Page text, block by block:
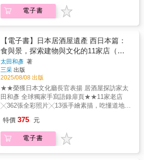
承。
大多是使用手邊即可取得的奶油、雞蛋與麵粉
等食材，簡單以烤箱出爐的樸素甜點。──以陶
器烘烤的「咕咕洛夫」，僅以杏仁、糖粉裝飾
甜又鹹鹹──油炸泡芙麵糊再灑上砂糖，法文名
叫「修女的屁」──品嘗「『對話』糖霜杏仁奶
油派」時會發出咔滋咔滋的聲音──「瑪德蓮」
的誕生，源自一場宴會廚房的臨陣代打這些沒
有過多華麗裝飾的樸質點心，其實有著超越外
表的歷史及淵源，各個皆有其深奧的故事。而
其純粹實在的滋味，也歷經時間的考驗，人氣
絲毫不減，出現在法國人的日常生活之中，長
境內各地區，為讀者精心挑選了118道經典鄉土
節慶、習俗、宗教之間的關聯，還有使用的材
料、手法等資訊，對於喜愛甜點的人來說是充
滿視覺、知識與趣味的多重享受，也能在享用
圍，是日本文化的一部分。歡迎各位閱讀本書
後，前往體驗。──居酒屋探訪家‧ 太田和彥
樣貌。在夕陽落下的傍晚時刻，在鍵屋喝杯熱
酒。在這裡，能用與戰前相同的方式飲酒，就
是鍵屋最棒的價值。不知從何時開始，每至年
末我都會坐在此處酌飲一杯。」──〈鍵屋〉
▍〈東日本篇〉【東日本範圍】北海道、東北
地方、關東地方源於氣候風土，探索人情的東
日本居酒屋。店家順應在地風土氣候的精心設
計，全都是為了幫上門的客人，抵禦暖簾外的
寒冷和疲憊。對舒適度的極致講究和完美的距
離感是最大特色。一旦踏入就捨不得離開的舒
▍總有一家店，能讓我們不用刻意交談，也能
隔絕世俗繁華的疲憊──居酒屋的「居」字同時
代表著舒適度（居心地）與歸屬感（居場
電子書
【電子書】日本居酒屋遺產 西日本篇：
食與景，探索建物與文化的11家店（作
者手寫語錄扉頁「京都日常‧永久流
傳」）
太田和彥 著
三采 出版
2025/08/08 出版
★★榮獲日本文化廳長官表揚 居酒屋探訪家太
田和彥 全球獨家手寫語錄扉頁★★11家老店
╳362張全彩照片╳13張手繪素描，吃懂道地西
格相對合理。這些店家擁有古老且舒適的氛
圍，是日本文化的一部分。歡迎各位閱讀本書
後，前往體驗。──居酒屋探訪家‧ 太田和彥
特價 375 元
電子書